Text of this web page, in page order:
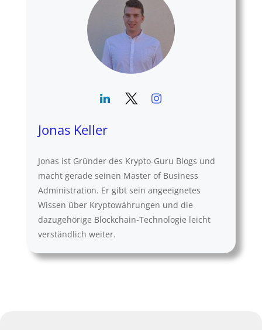
Jonas Keller
Jonas ist Gründer des Krypto-Guru Blogs und
macht gerade seinen Master of Business
Administration. Er gibt sein angeeignetes
Wissen über Kryptowährungen und die
dazugehörige Blockchain-Technologie leicht
verständlich weiter.